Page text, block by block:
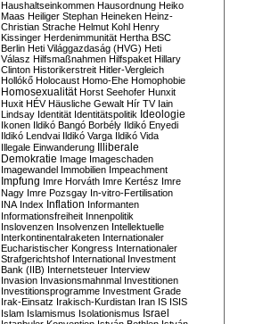
Haushaltseinkommen Hausordnung Heiko
Maas Heiliger Stephan Heineken Heinz-
Christian Strache Helmut Kohl Henry
Kissinger Herdenimmunität Hertha BSC
Berlin Heti Világgazdaság (HVG) Heti
Válasz Hilfsmaßnahmen Hilfspaket Hillary
Clinton Historikerstreit Hitler-Vergleich
Hollókő Holocaust Homo-Ehe Homophobie
Homosexualität Horst Seehofer Hunxit
Huxit HÉV Häusliche Gewalt Hír TV Iain
Lindsay Identität Identitätspolitik Ideologie
Ikonen Ildikó Bangó Borbély Ildikó Enyedi
Ildikó Lendvai Ildikó Varga Ildikó Vida
Illegale Einwanderung Illiberale
Demokratie Image Imageschaden
Imagewandel Immobilien Impeachment
Impfung Imre Horváth Imre Kertész Imre
Nagy Imre Pozsgay In-vitro-Fertilisation
INA Index Inflation Informanten
Informationsfreiheit Innenpolitik
Inslovenzen Insolvenzen Intellektuelle
Interkontinentalraketen Internationaler
Eucharistischer Kongress Internationaler
Strafgerichtshof International Investment
Bank (IIB) Internetsteuer Interview
Invasion Invasionsmahnmal Investitionen
Investitionsprogramme Investment Grade
Irak-Einsatz Irakisch-Kurdistan Iran IS ISIS
Islam Islamismus Isolationismus Israel